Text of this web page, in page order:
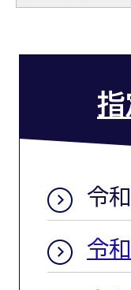
令
令